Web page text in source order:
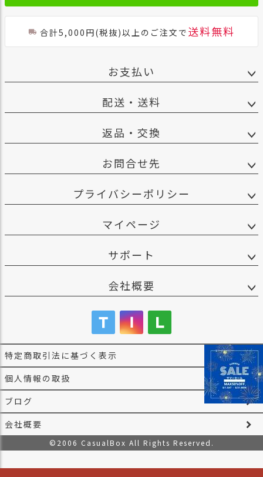
合計5,000円(税抜)以上のご注文で 送料無料
お支払い
配送・送料
返品・交換
お問合せ先
プライバシーポリシー
マイページ
サポート
会社概要
特定商取引法に基づく表示
個人情報の取扱
ブログ
会社概要
©2006 CasualBox All Rights Reserved.